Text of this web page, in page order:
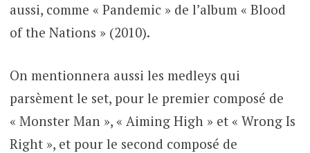
aussi, comme « Pandemic » de l’album « Blood
of the Nations » (2010).
On mentionnera aussi les medleys qui
parsèment le set, pour le premier composé de
« Monster Man », « Aiming High » et « Wrong Is
Right », et pour le second composé de